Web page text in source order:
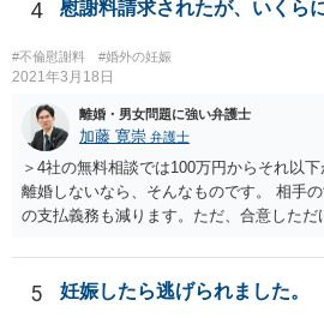
4 慰謝料請求されたが、いくら
#不倫慰謝料 #婚外の妊娠
2021年3月18日
離婚・男女問題に強い弁護士
加藤 寛崇 弁護士
＞4社の無料相談では100万円からそれ以下
離婚しないなら、そんなものです。 相手
の支払義務も減ります。ただ、合意した
5 妊娠したら逃げられました。